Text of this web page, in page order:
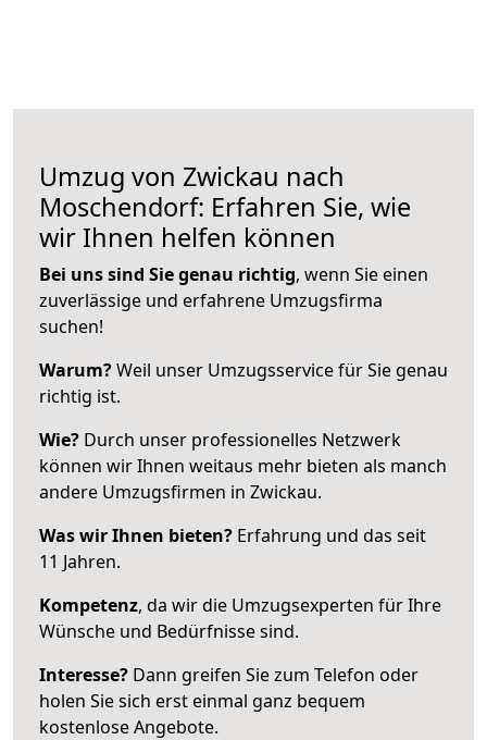
Umzug von Zwickau nach
Moschendorf: Erfahren Sie, wie
wir Ihnen helfen können
Bei uns sind Sie genau richtig, wenn Sie einen
zuverlässige und erfahrene Umzugsfirma
suchen!
Warum?Weil unser Umzugsservice für Sie genau
richtig ist.
Wie? Durch unser professionelles Netzwerk
können wir Ihnen weitaus mehr bieten als manch
andere Umzugsfirmen in Zwickau.
Was wir Ihnen bieten? Erfahrung und das seit
11 Jahren.
Kompetenz, da wir die Umzugsexperten für Ihre
Wünsche und Bedürfnisse sind.
Interesse? Dann greifen Sie zum Telefon oder
holen Sie sich erst einmal ganz bequem
kostenlose Angebote.